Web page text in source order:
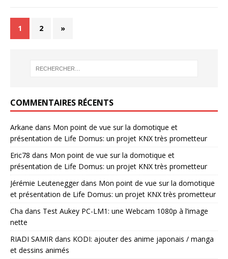
1 2 »
COMMENTAIRES RÉCENTS
Arkane dans Mon point de vue sur la domotique et
présentation de Life Domus: un projet KNX très prometteur
Eric78 dans Mon point de vue sur la domotique et
présentation de Life Domus: un projet KNX très prometteur
Jérémie Leuteneggerdans Mon point de vue sur la domotique
et présentation de Life Domus: un projet KNX très prometteur
Cha dans Test Aukey PC-LM1: une Webcam 1080p à l’image
nette
RIADI SAMIR dans KODI: ajouter des anime japonais / manga
et dessins animés